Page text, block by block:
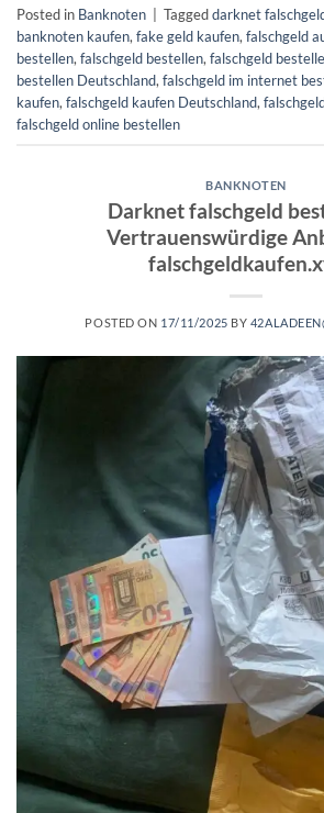
Posted in Banknoten Taggeddarknet
banknoten kaufen​,fake geld kaufen,falschgeld
bestellen,falschgeld bestellen,falschgeld
bestellen Deutschland,falschgeld im internet
kaufen,falschgeld kaufen Deutschland,
falschgeld online bestellen​
BANKNOTEN
Darknet falschgeld
Vertrauenswürdige
POSTED ON 17/11/2025 BY